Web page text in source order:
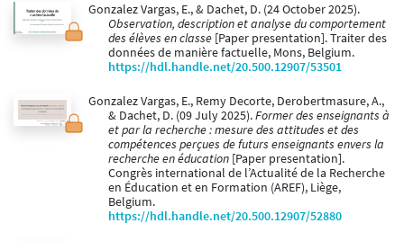
Gonzalez Vargas, E., & Dachet, D. (24 October 2025).
Observation, description et analyse du comportement
des élèves en classe [Paper presentation]. Traiter des
données de manière factuelle, Mons, Belgium.
https://hdl.handle.net/20.500.12907/53501
Gonzalez Vargas, E., Remy Decorte, Derobertmasure, A.,
& Dachet, D. (09 July 2025).Former des enseignants à
et par la recherche : mesure des attitudes et des
compétences perçues de futurs enseignants envers la
recherche en éducation [Paper presentation].
Congrès international de l’Actualité de la Recherche
en Éducation et en Formation (AREF), Liège,
Belgium.
https://hdl.handle.net/20.500.12907/52880